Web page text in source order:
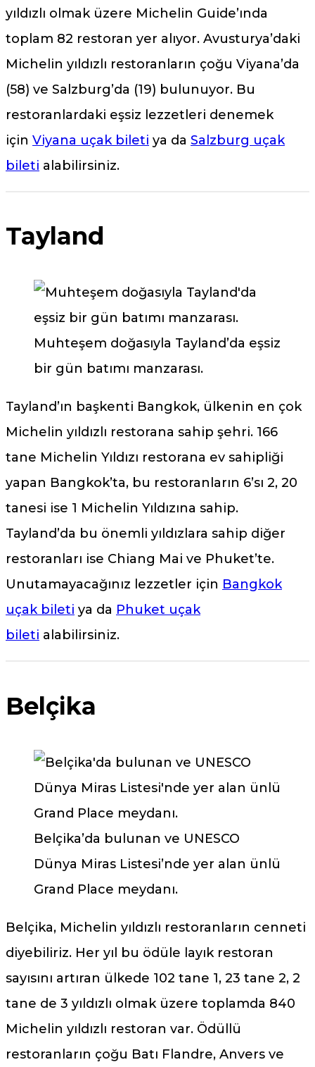
yıldızlı olmak üzere Michelin Guide’ında
toplam 82 restoran yer alıyor. Avusturya’daki
Michelin yıldızlı restoranların çoğu Viyana’da
(58) ve Salzburg’da (19) bulunuyor. Bu
restoranlardaki eşsiz lezzetleri denemek
için Viyana uçak bileti ya da Salzburg uçak
bileti alabilirsiniz.
Tayland
Muhteşem doğasıyla Tayland’da eşsiz
bir gün batımı manzarası.
Tayland’ın başkenti Bangkok, ülkenin en çok
Michelin yıldızlı restorana sahip şehri. 166
tane Michelin Yıldızı restorana ev sahipliği
yapan Bangkok’ta, bu restoranların 6’sı 2, 20
tanesi ise 1 Michelin Yıldızına sahip.
Tayland’da bu önemli yıldızlara sahip diğer
restoranları ise Chiang Mai ve Phuket’te.
Unutamayacağınız lezzetler için Bangkok
uçak bileti ya da Phuket uçak
bileti alabilirsiniz.
Belçika
Belçika’da bulunan ve UNESCO
Dünya Miras Listesi’nde yer alan ünlü
Grand Place meydanı.
Belçika, Michelin yıldızlı restoranların cenneti
diyebiliriz. Her yıl bu ödüle layık restoran
sayısını artıran ülkede 102 tane 1, 23 tane 2, 2
tane de 3 yıldızlı olmak üzere toplamda 840
Michelin yıldızlı restoran var. Ödüllü
restoranların çoğu Batı Flandre, Anvers ve